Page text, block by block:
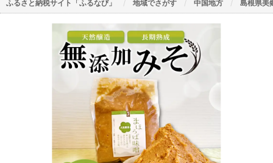
ふるさと納税サイト「ふるなび」 地域でさがす 中国地方 島根県美